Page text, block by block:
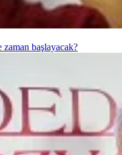
zaman başlayacak?